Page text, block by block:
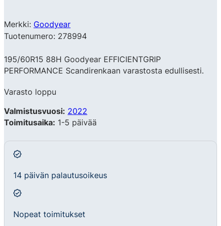
Merkki: Goodyear
Tuotenumero: 278994
195/60R15 88H Goodyear EFFICIENTGRIP
PERFORMANCE Scandirenkaan varastosta edullisesti.
Varasto loppu
Valmistusvuosi: 2022
Toimitusaika: 1-5 päivää
14 päivän palautusoikeus
Nopeat toimitukset